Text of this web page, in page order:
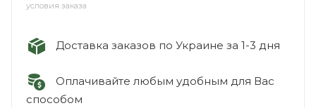
условия заказа
Доставка заказов по Украине за 1-3 дня
Оплачивайте любым удобным для Вас
способом